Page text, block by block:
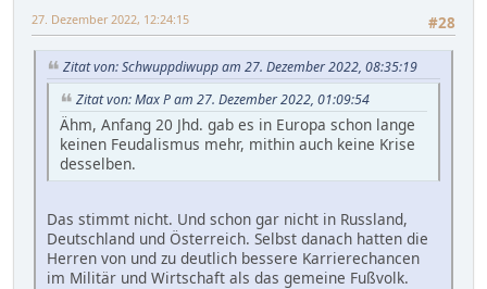
#28
27. Dezember 2022, 12:24:15
Zitat von: Schwuppdiwupp am 27. Dezember 2022, 08:35:19
Zitat von: Max P am 27. Dezember 2022, 01:09:54
Ähm, Anfang 20 Jhd. gab es in Europa schon lange
keinen Feudalismus mehr, mithin auch keine Krise
desselben.
Das stimmt nicht. Und schon gar nicht in Russland,
Deutschland und Österreich. Selbst danach hatten die
Herren von und zu deutlich bessere Karrierechancen
im Militär und Wirtschaft als das gemeine Fußvolk.